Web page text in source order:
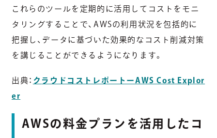
これらのツールを定期的に活用してコストをモニ
タリングすることで、AWSの利用状況を包括的に
把握し、データに基づいた効果的なコスト削減対策
を講じることができるようになります。
出典： ク ラウドコストレポートーAWS Cost Explor
er
AWSの料金プランを活用したコ